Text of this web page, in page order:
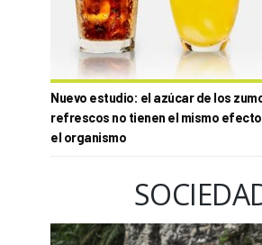
Nuevo estudio: el azúcar de los
refrescos no tienen el mismo
el organismo